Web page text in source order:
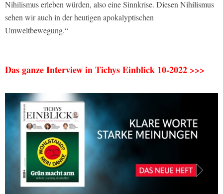
Nihilismus erleben würden, also eine Sinnkrise. Diesen Nihilismus
sehen wir auch in der heutigen apokalyptischen
Umweltbewegung.“
Das ganze Interview in Tichys Einblick 10-2022 >>>